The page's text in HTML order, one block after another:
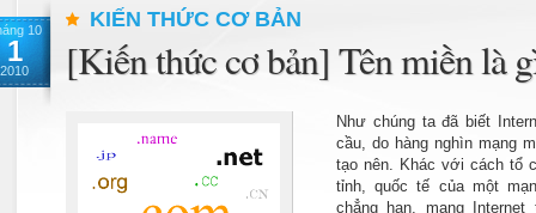
10
1
2010
KIẾN THỨC CƠ BẢN
[Kiến thức cơ bản] Tên miền là
Như chúng ta đã biết
cầu, do hàng nghìn mạng
tạo nên. Khác với cách tổ
tỉnh, quốc tế của một
chẳng hạn, mạng